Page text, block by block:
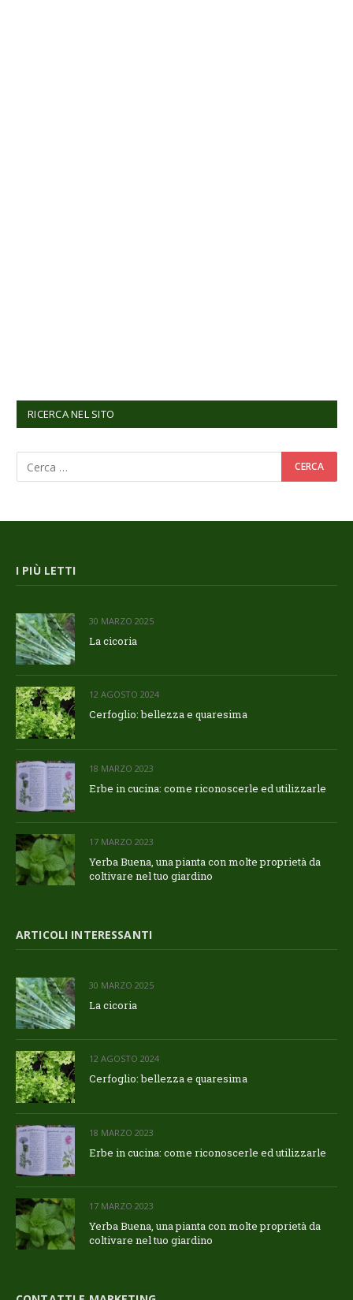
RICERCA NEL SITO
I PIÙ LETTI
30 MARZO 2025
La cicoria
12 AGOSTO 2024
Cerfoglio: bellezza e quaresima
18 MARZO 2023
Erbe in cucina: come riconoscerle ed utilizzarle
17 MARZO 2023
Yerba Buena, una pianta con molte proprietà da
coltivare nel tuo giardino
ARTICOLI INTERESSANTI
30 MARZO 2025
La cicoria
12 AGOSTO 2024
Cerfoglio: bellezza e quaresima
18 MARZO 2023
Erbe in cucina: come riconoscerle ed utilizzarle
17 MARZO 2023
Yerba Buena, una pianta con molte proprietà da
coltivare nel tuo giardino